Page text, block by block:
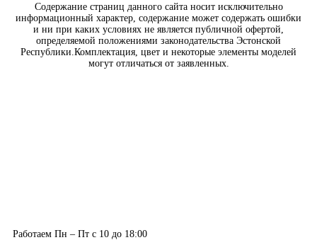
Содержание страниц данного сайта носит исключительно
информационный характер, содержание может содержать ошибки
и ни при каких условиях не является публичной офертой,
определяемой положениями законодательства Эстонской
Республики.Комплектация, цвет и некоторые элементы моделей
могут отличаться от заявленных.
Работаем Пн – Пт с 10 до 18:00